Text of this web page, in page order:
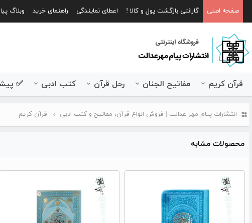
صفحه اصلی گارانتی بازگشت پول و کالا ! اعطای نمایندگی راهنمای خرید وبلاگ
قرآن کریم مفاتیح الجنان رحل قرآن کتب ادبی ✅
انتشارات پیام مهر عدالت | فروش انواع قرآن، مفاتیح و کتب ادبی قرآن کریم
محصولات مشابه